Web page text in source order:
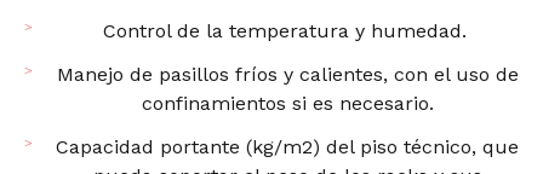
Control de la temperatura y humedad.
Manejo de pasillos fríos y calientes, con el uso de
confinamientos si es necesario.
Capacidad portante (kg/m2) del piso técnico, que